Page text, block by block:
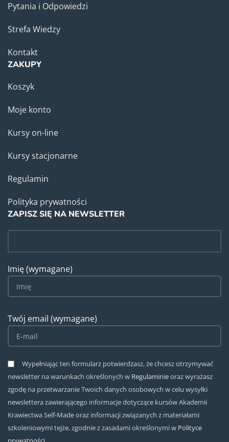
Pytania i Odpowiedzi
Strefa Wiedzy
Kontakt
ZAKUPY
Koszyk
Moje konto
Kursy on-line
Kursy stacjonarne
Regulamin
Polityka prywatności
ZAPISZ SIĘ NA NEWSLETTER
Imię (wymagane)
Twój email (wymagane)
Wypełniając ten formularz potwierdzasz, że chcesz otrzymywać
newsletter na warunkach określonych w Regulaminieoraz wyrażasz
zgodę na przetwarzanie Twoich danych osobowych w celu wysyłki
newslettera zawierającego informacje dotyczące kursów Akademii
Krawiectwa Self-Made oraz informacji związanych z materiałami
szkoleniowymi tejże, zgodnie z zasadami określonymi w Polityce